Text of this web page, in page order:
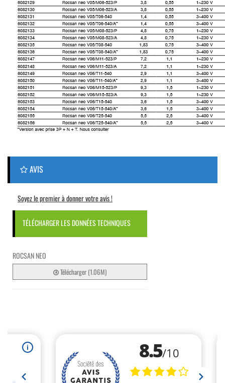
AVIS
Soyez le premier à donner votre avis !
TÉLÉCHARGER LES DONNÉES TECHNIQUES
ROCSAN NEO
Télécharger (1.06M)